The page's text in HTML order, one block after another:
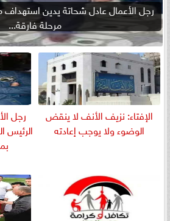
رجل الأعمال عادل شحاتة يدين استهداف
مرحلة فارقة...
الإفتاء: نزيف الأنف لا ينقض
الوضوء ولا يوجب إعادته
رجل